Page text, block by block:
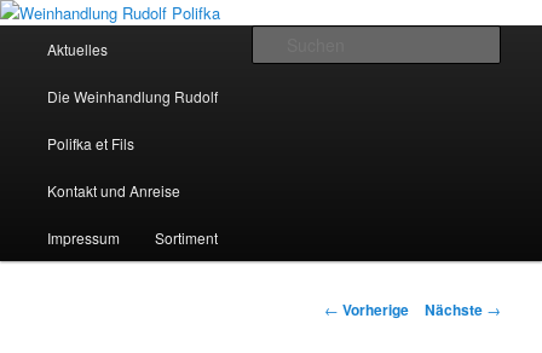
Weinhandlung Rudolf Polifka
Zum Inhalt wechseln
Aktuelles
Die Weinhandlung Rudolf
Polifka et Fils
Kontakt und Anreise
Impressum Sortiment
Artikelnavigation
← Vorherige Nächste →